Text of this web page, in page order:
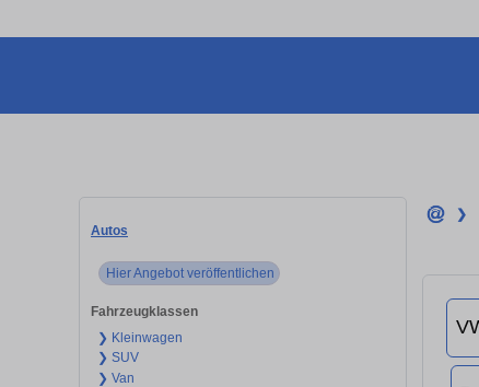
Autos
Hier Angebot veröffentlichen
Fahrzeugklassen
❯ Kleinwagen
❯ SUV
❯ Van
❯